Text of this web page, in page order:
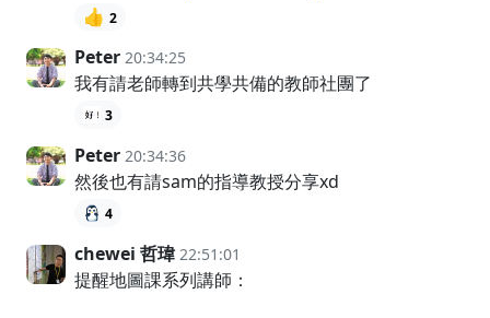
👍 2
Peter 20:34:25
我有請老師轉到共學共備的教師社團了
3
Peter 20:34:36
然後也有請sam的指導教授分享xd
4
chewei 哲瑋 22:51:01
提醒地圖課系列講師：